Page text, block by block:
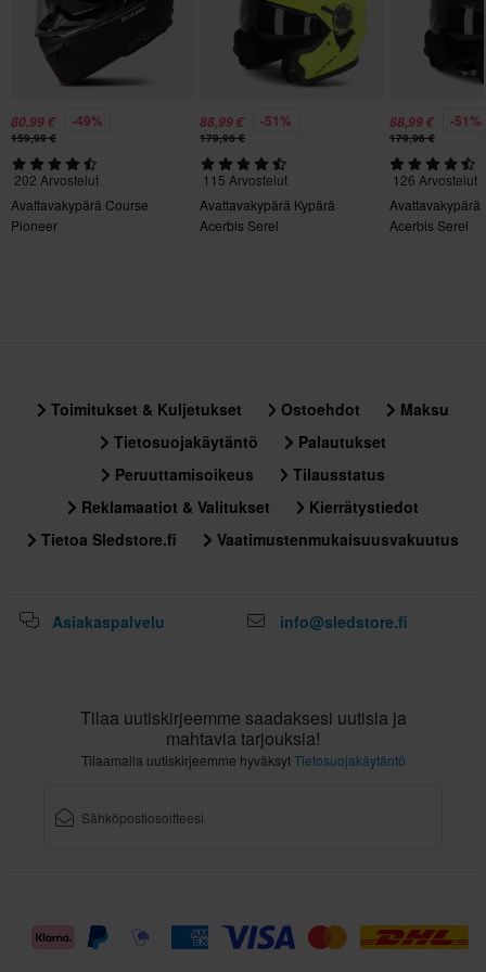
356 x 414 x 344 mm
XXL
356 x 414 x 344 mm
S
356 x 414 x 344 mm
300 x 410 x 280 mm
XS
80,99 € -49%
159,99 €
202 Arvostelut
Avattavakypärä Course
Pioneer
88,99 € -51%
179,96 €
115 Arvostelut
Avattavakypärä Kypärä
Acerbis Serel
88,99 € -51%
179,96 €
126 Arvostelut
Avattavakypärä
Acerbis Serel
Toimitukset & Kuljetukset Ostoehdot
Maksu
Tietosuojakäytäntö
Palautukset
Peruuttamisoikeus
Tilausstatus
Reklamaatiot & Valitukset
Kierrätystiedot
Tietoa Sledstore.fi
Vaatimustenmukaisuusvakuutus
Asiakaspalvelu info@sledstore.fi
Tilaa uutiskirjeemme saadaksesi uutisia ja
mahtavia tarjouksia!
Tilaamalla uutiskirjeemme hyväksytTietosuojakäytäntö